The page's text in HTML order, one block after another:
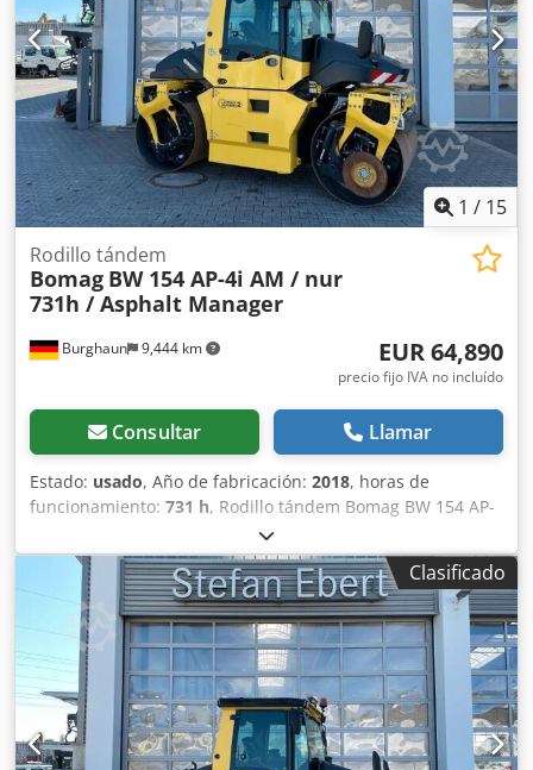
1 / 15
Burghaun 9,444 km
Rodillo tándem
Bomag BW 154 AP-4i AM / nur
731h / Asphalt Manager
EUR 64,890
precio fijo IVA no incluído
Consultar Llamar
Estado: usado, Año de fabricación: 2018, horas de
funcionamiento: 731 h, Rodillo tándem Bomag BW 154 AP-
4 AM, año de fabricación: 2018, horas de funcionamiento:
solo 731 h, motor: Kubota [55,4 kW/75 CV], Asphalt
Manager 2, peso: 7300 kg, banda de rodadura lisa, buen
estado, listo para su uso inmediato. Si lo desea, le
ofreceremos una opción de arrendamiento o financiación.
El Sr. Mihm (Tel. estará encantado de atenderle. Puede
encontrar más información en nuestra página web. ¡Salvo
errores y venta previa! Djdpfxjzq Tzyo Alaeck = Más
información = Póngase en contacto con Tobias Ebert para
obtener más información.
Clasificado